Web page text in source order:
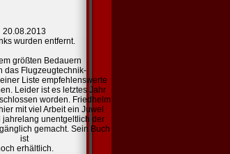
20.08.2013
wurden entfernt.
größten Bedauern
das Flugzeugtechnik-
Liste empfehlenswerte
Leider ist es letztes Jahr
worden. Friedhelm
mit viel Arbeit ein Juwel
jahrelang unentgeltlich der
gemacht. Sein Buch
ist
erhältlich.